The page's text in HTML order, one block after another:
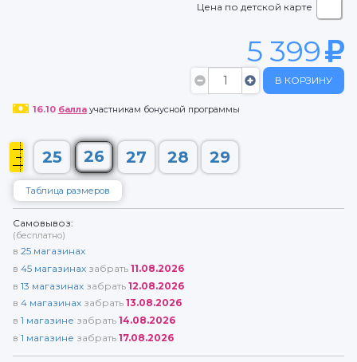
Цена по детской карте
5 399
В КОРЗИНУ
16.10 баллаучастникам бонусной программы
25 26 27 28 29
Таблица размеров
Самовывоз:
(бесплатно)
в 25 магазинах
в 45 магазинах забрать 11.08.2026
в 13 магазинах забрать 12.08.2026
в 4 магазинах забрать 13.08.2026
в 1 магазине забрать 14.08.2026
в 1 магазине забрать 17.08.2026